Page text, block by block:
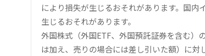
により損失が生じるおそれがあります。国
生じるおそれがあります。
外国株式（外国ETF、外国預託証券を含む）
は加え、売りの場合には差し引いた額）に